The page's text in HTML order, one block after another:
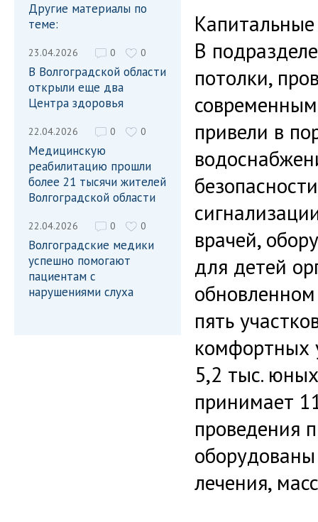
Другие материалы по
теме:
23.04.2026 0 0
В Волгоградской области
открыли еще два
Центра здоровья
22.04.2026 0 0
Медицинскую
реабилитацию прошли
более 21 тысячи жителей
Волгоградской области
22.04.2026 0 0
Волгоградские медики
успешно помогают
пациентам с
нарушениями слуха
В
потолки,
привели в
врачей,
для детей
пять
комфортных
5,2 тыс.
принимает
проведения
лечения,